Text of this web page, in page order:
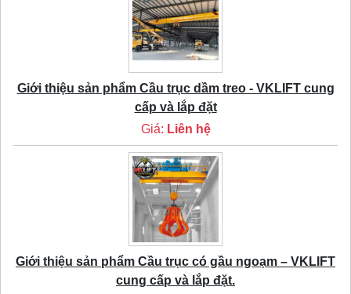
Giới thiệu sản phẩm Cầu trục dầm treo - VKLIFT cung
cấp và lắp đặt
Giá: Liên hệ
Giới thiệu sản phẩm Cầu trục có gầu ngoạm – VKLIFT
cung cấp và lắp đặt.